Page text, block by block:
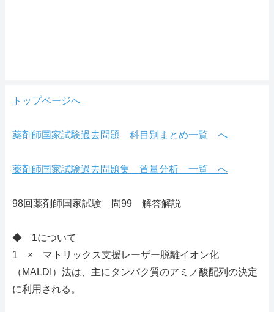
トップページへ
薬剤師国家試験過去問題 科目別まとめ一覧 へ
薬剤師国家試験過去問題集 質量分析 一覧 へ
98回薬剤師国家試験 問99 解答解説
◆ 1について
1 × マトリックス支援レーザー脱離イオン化
（MALDI）法は、主にタンパク質のアミノ酸配列の決定
に利用される。